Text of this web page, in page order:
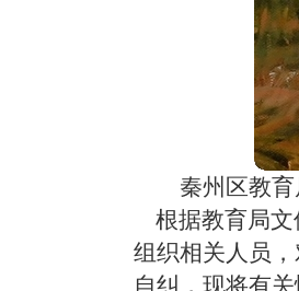
秦州区教育
根据教育局文
组织相关人员
自纠，现将有